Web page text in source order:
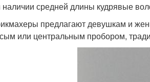
средней длины кудрявые
предлагают девушкам и
или центральным пробором,